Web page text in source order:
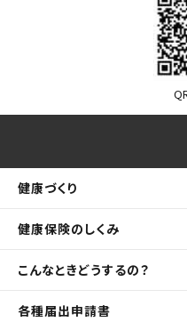
健康づくり
健康保険のしくみ
こんなときどうするの？
各種届出申請書